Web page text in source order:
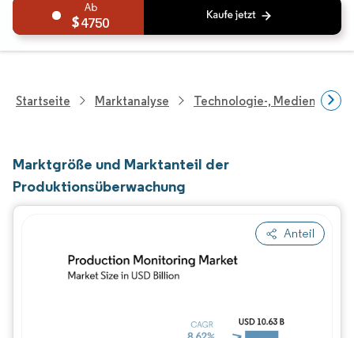
4750
Startseite Marktanalyse Technologie-, Medien- Und
Marktgröße und Marktanteil der
Produktionsüberwachung
Anteil